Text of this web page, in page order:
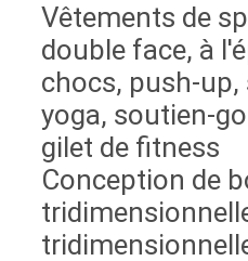
Vêtements de
double face, à
chocs, push-
yoga, soutien-
gilet de fitness
Conception de